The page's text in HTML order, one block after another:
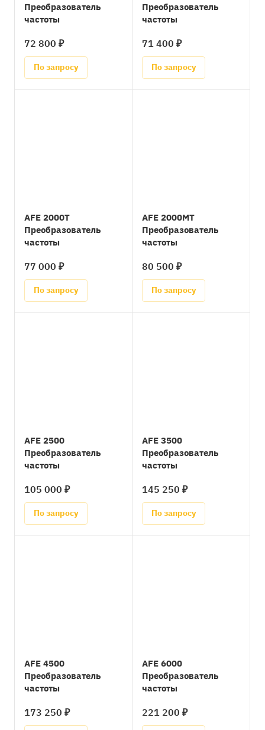
Преобразователь
частоты
72 800 ₽
По запросу
Преобразователь
частоты
71 400 ₽
По запросу
AFE 2000Т
Преобразователь
частоты
77 000 ₽
По запросу
AFE 2000MТ
Преобразователь
частоты
80 500 ₽
По запросу
AFE 2500
Преобразователь
частоты
105 000 ₽
По запросу
AFE 3500
Преобразователь
частоты
145 250 ₽
По запросу
AFE 4500
Преобразователь
частоты
173 250 ₽
AFE 6000
Преобразователь
частоты
221 200 ₽